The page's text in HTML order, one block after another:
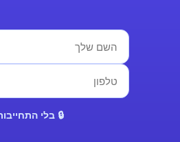
🔒 בלי התחייבות · תשובה תוך